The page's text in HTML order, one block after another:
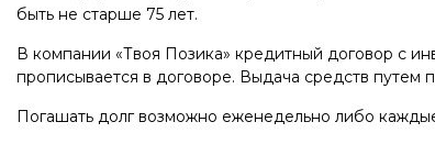
быть не старше 75 лет.
В компании «Твоя Позика» кредитный договор с
прописывается в договоре. Выдача средств путем
Погашать долг возможно еженедельно либо